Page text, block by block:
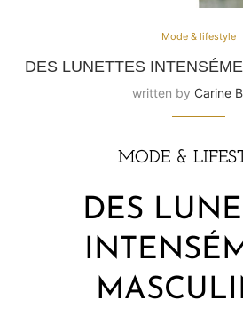
Mode & lifestyle
DES LUNETTES
written by Carine
MODE &
DES